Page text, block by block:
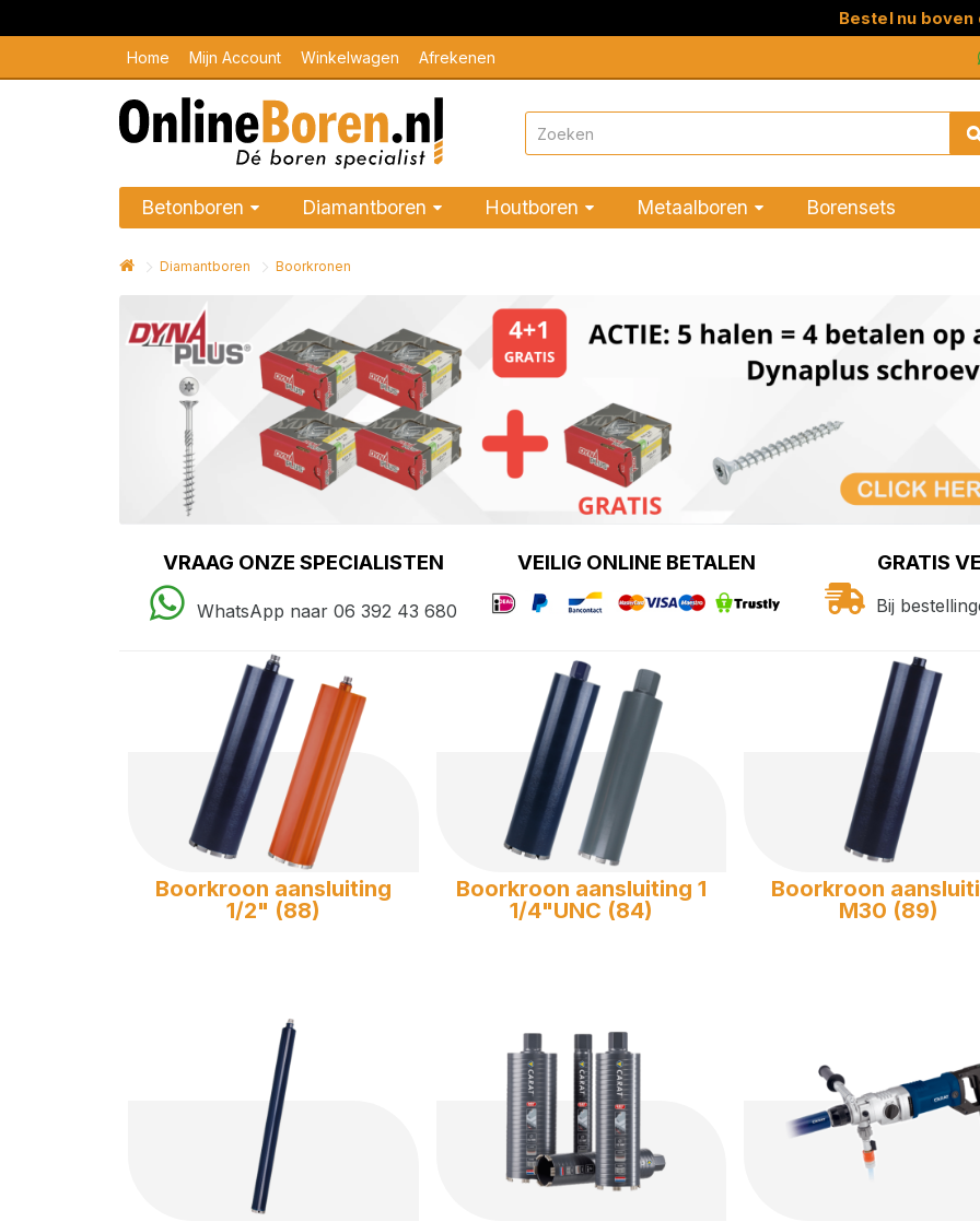
Bestel nu boven de
Home Mijn Account Winkelwagen Afrekenen
Betonboren Diamantboren Houtboren Metaalboren Borensets
Diamantboren Boorkronen
VRAAG ONZE SPECIALISTEN
WhatsApp naar 06 392 43 680
VEILIG ONLINE BETALEN GRATIS
Bij
Boorkroon aansluiting
1/2" (88)
Boorkroon aansluiting 1
1/4"UNC (84)
Boorkroon
M30 (89)